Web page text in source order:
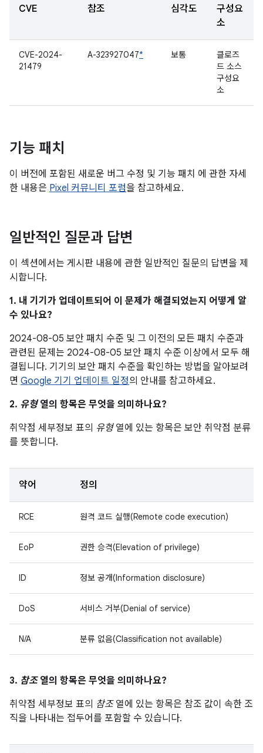
CVE 참조 심각도
구성요
소
CVE-2024-
21479
A-323927047* 보통
클로즈
드 소스
구성요
소
기능 패치
이 버전에 포함된 새로운 버그 수정 및 기능 패치 에 관한 자세
한 내용은 Pixel 커뮤니티 포럼을 참고하세요.
일반적인 질문과 답변
이 섹션에서는 게시판 내용에 관한 일반적인 질문의 답변을 제
시합니다.
1. 내 기기가 업데이트되어 이 문제가 해결되었는지 어떻게 알
수 있나요?
2024-08-05 보안 패치 수준 및 그 이전의 모든 패치 수준과
관련된 문제는 2024-08-05 보안 패치 수준 이상에서 모두 해
결됩니다. 기기의 보안 패치 수준을 확인하는 방법을 알아보려
면 Google 기기 업데이트 일정의 안내를 참고하세요.
2. 유형열의 항목은 무엇을 의미하나요?
취약점 세부정보 표의 유형열에 있는 항목은 보안 취약점 분류
를 뜻합니다.
약어 정의
RCE 원격 코드 실행(Remote code execution)
EoP 권한 승격(Elevation of privilege)
ID 정보 공개(Information disclosure)
DoS 서비스 거부(Denial of service)
N/A 분류 없음(Classification not available)
3. 참조열의 항목은 무엇을 의미하나요?
취약점 세부정보 표의 참조열에 있는 항목은 참조 값이 속한 조
직을 나타내는 접두어를 포함할 수 있습니다.